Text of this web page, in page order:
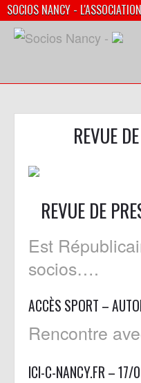
SOCIOS NANCY -
REVUE
REVUE DE
Est
socios….
ACCÈS SPORT –
Rencontre
ICI-C-NANCY.FR –